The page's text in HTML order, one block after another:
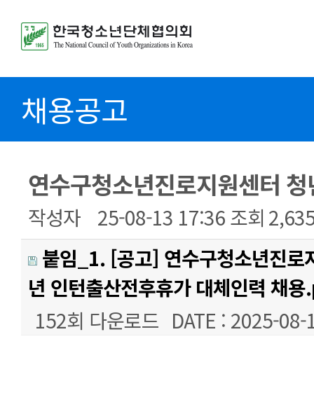
채용공고
연수구청소년진로지원센터
작성자 25-08-13 17:36 조회
붙임_1. [공고] 연수구청소년진
년 인턴출산전후휴가 대체인력 채
152회 다운로드 DATE : 2025-